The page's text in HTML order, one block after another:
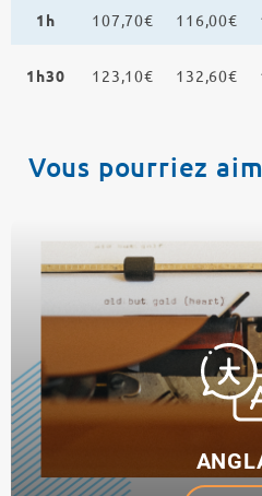
1h 107,70€ 116,00€
1h30 123,10€ 132,60€
Vous pourriez